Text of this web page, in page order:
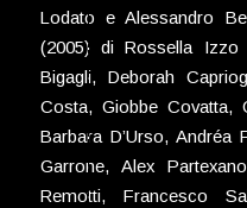
Lodato e Alessandro
(2005) di Rossella Izzo
Bigagli, Deborah
Costa, Giobbe Covatta,
Barbara D’Urso, Andréa
Garrone, Alex
Remotti, Francesco